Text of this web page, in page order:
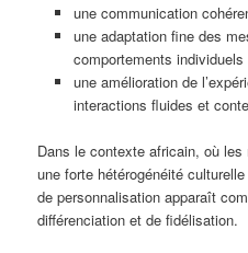
une communication
une adaptation fine des
comportements individuels
une amélioration de
interactions fluides et
Dans le contexte africain, où
une forte hétérogénéité
de personnalisation apparaît
différenciation et de fidélisation.